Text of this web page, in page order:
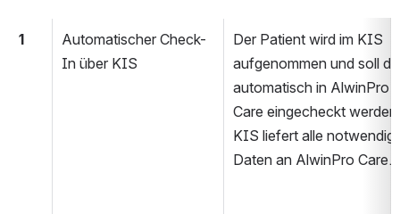
1
Automatischer Check-
In über KIS
Der Patient wird im KIS
aufgenommen und soll
automatisch in AlwinPro
Care eingecheckt werden.
KIS liefert alle
Daten an AlwinPro Care.